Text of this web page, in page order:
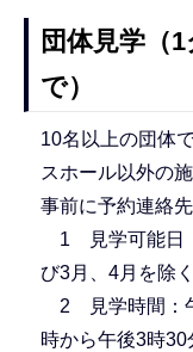
団体見学（
で）
10名以上の団体
スホール以外の
事前に予約連絡
1 見学可能日：
び3月、4月を除
2 見学時間：
時から午後3時30